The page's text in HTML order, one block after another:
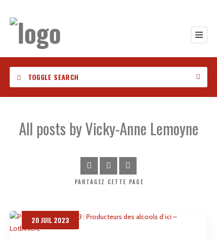
TOGGLE SEARCH
Recherche
All posts byVicky-Anne Lemoyne
PARTAGEZ CETTE PAGE
20 JUIL 2023